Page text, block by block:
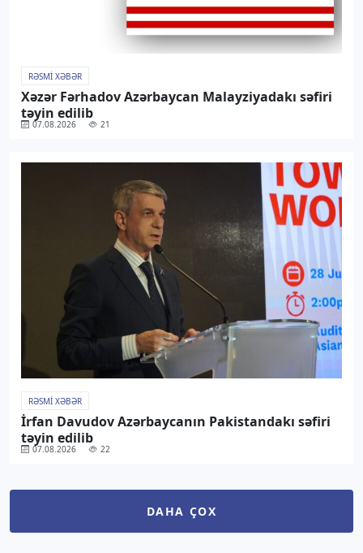
RƏSMI XƏBƏR
Xəzər Fərhadov Azərbaycan Malayziyadakı səfiri
təyin edilib
07.08.2026 21
RƏSMI XƏBƏR
İrfan Davudov Azərbaycanın Pakistandakı səfiri
təyin edilib
07.08.2026 22
DAHA ÇOX